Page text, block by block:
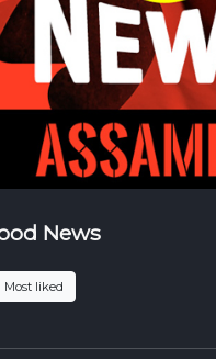
News
Most liked